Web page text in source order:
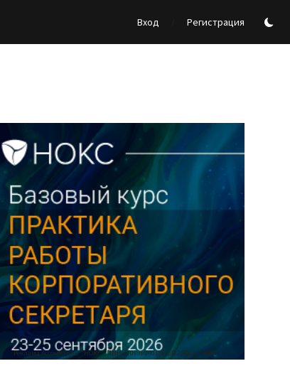
Вход Регистрация
Реклама Ассоциации "НОКС", ИНН 7709980401, ERID:2SDnjdY5NTb